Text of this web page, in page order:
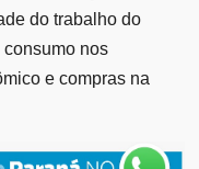
do trabalho do
nos
e compras na